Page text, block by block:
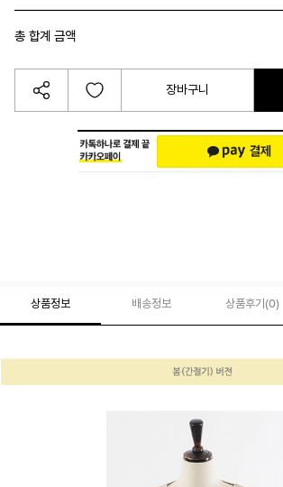
총 합계 금액
장바구니
상품정보 배송정보 상품후기(0)